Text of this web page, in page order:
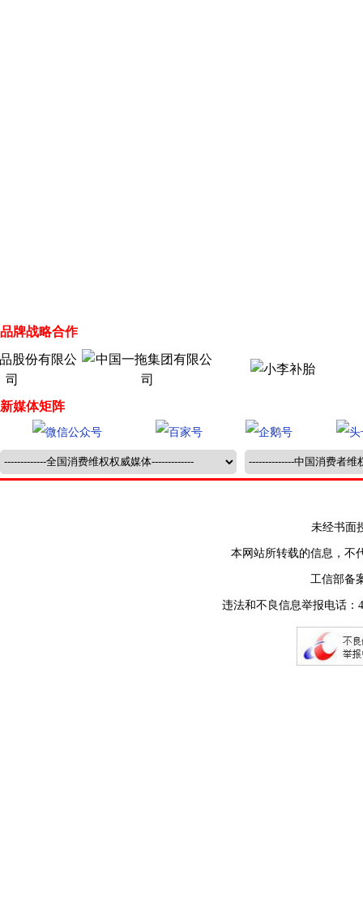
品牌战略合作
新媒体矩阵
未经书面
本网站所转载的信息，不
工信部备
违法和不良信息举报电话